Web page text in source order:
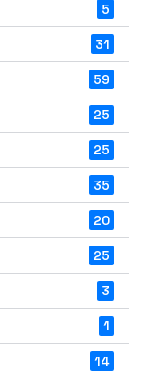
5
31
59
25
25
35
20
25
3
1
14